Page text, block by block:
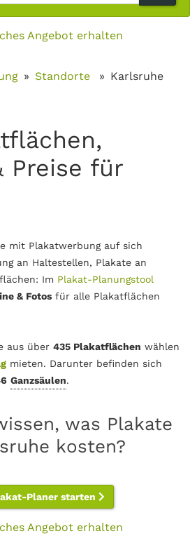
Angebot erhalten
Standorte Karlsruhe
Preise für
mit Plakatwerbung auf sich
an Haltestellen, Plakate an
Im Plakat-Planungstool
& Fotos für alle Plakatflächen
aus über 435 Plakatflächen wählen
mieten. Darunter befinden sich
Ganzsäulen.
was Plakate
kosten?
Planer starten
Angebot erhalten